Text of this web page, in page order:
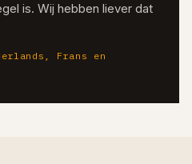
is. Wij hebben liever dat
Frans en